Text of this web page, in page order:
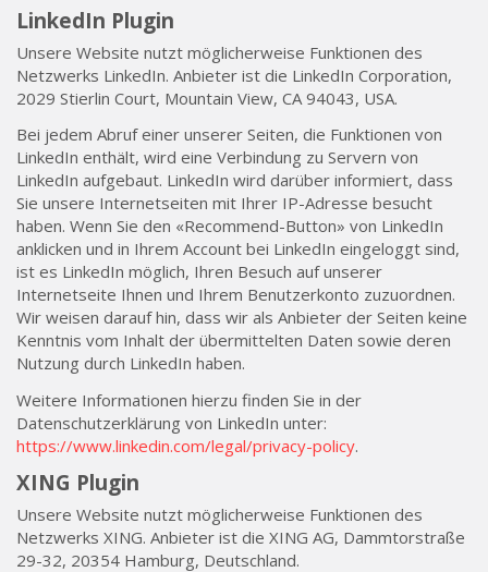
LinkedIn Plugin
Unsere Website nutzt möglicherweise Funktionen des
Netzwerks LinkedIn. Anbieter ist die LinkedIn Corporation,
2029 Stierlin Court, Mountain View, CA 94043, USA.
Bei jedem Abruf einer unserer Seiten, die Funktionen von
LinkedIn enthält, wird eine Verbindung zu Servern von
LinkedIn aufgebaut. LinkedIn wird darüber informiert, dass
Sie unsere Internetseiten mit Ihrer IP-Adresse besucht
haben. Wenn Sie den «Recommend-Button» von LinkedIn
anklicken und in Ihrem Account bei LinkedIn eingeloggt sind,
ist es LinkedIn möglich, Ihren Besuch auf unserer
Internetseite Ihnen und Ihrem Benutzerkonto zuzuordnen.
Wir weisen darauf hin, dass wir als Anbieter der Seiten keine
Kenntnis vom Inhalt der übermittelten Daten sowie deren
Nutzung durch LinkedIn haben.
Weitere Informationen hierzu finden Sie in der
Datenschutzerklärung von LinkedIn unter:
https://www.linkedin.com/legal/privacy-policy.
XING Plugin
Unsere Website nutzt möglicherweise Funktionen des
Netzwerks XING. Anbieter ist die XING AG, Dammtorstraße
29-32, 20354 Hamburg, Deutschland.